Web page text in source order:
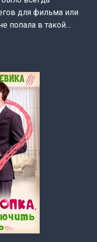
для фильма или
попала в такой…